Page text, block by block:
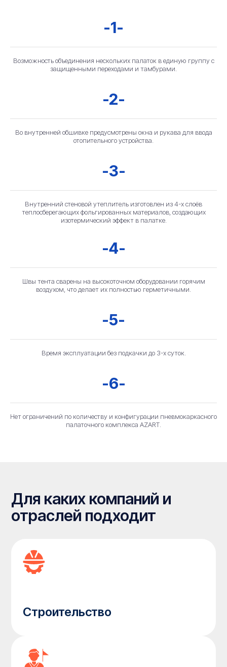
-1-
Возможность объединения нескольких палаток в единую группу с
защищенными переходами и тамбурами.
-2-
Во внутренней обшивке предусмотрены окна и рукава для ввода
отопительного устройства.
-3-
Внутренний стеновой утеплитель изготовлен из 4-х слоёв
теплосберегающих фольгированных материалов, создающих
изотермический эффект в палатке.
-4-
Швы тента сварены на высокоточном оборудовании горячим
воздухом, что делает их полностью герметичными.
-5-
Время эксплуатации без подкачки до 3-х суток.
-6-
Нет ограничений по количеству и конфигурации пневмокаркасного
палаточного комплекса AZART.
Для каких компаний и
Сельское хозяйство
Медицина